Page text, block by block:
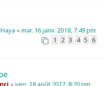
«mar. 16 janv. 2018, 7:49 pm
1 2 3 4 5 6
«ven. 18 août 2017, 8:20 pm